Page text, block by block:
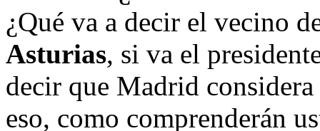
¿Qué va a decir el vecino
Asturias, si va el
decir que Madrid
eso, como comprenderán